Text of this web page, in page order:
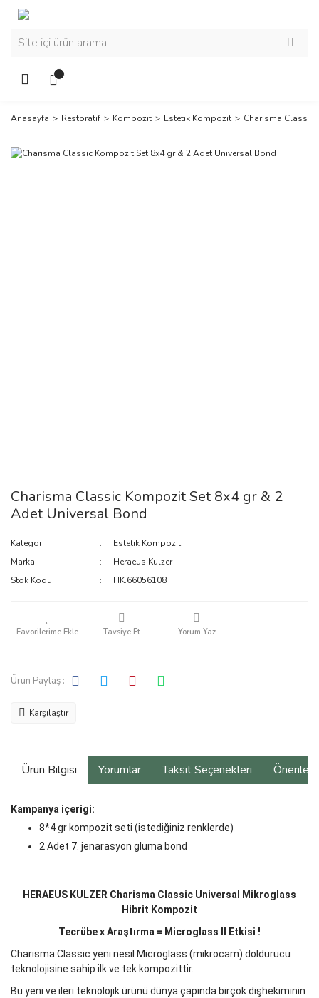
Anasayfa Restoratif Kompozit Estetik Kompozit Charisma Classic
Charisma Classic Kompozit Set 8x4 gr & 2
Adet Universal Bond
Kategori
Estetik Kompozit
Marka
Heraeus Kulzer
Stok Kodu
HK.66056108
Tavsiye Et Yorum Yaz
Ürün Paylaş :
Karşılaştır
Ürün Bilgisi Yorumlar Taksit Seçenekleri
Kampanya içerigi:
8*4 gr kompozit seti (istediğiniz renklerde)
2 Adet 7. jenarasyon gluma bond
HERAEUS KULZER Charisma Classic Universal Mikroglass
Hibrit Kompozit
Tecrübe x Araştırma = Microglass II Etkisi !
Charisma Classic yeni nesil Microglass (mikrocam) doldurucu
teknolojisine sahip ilk ve tek kompozittir.
Bu yeni ve ileri teknolojik ürünü dünya çapında birçok dişhekiminin